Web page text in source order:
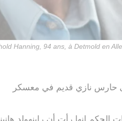
Hanning, 94 ans, à Detmold en
حارس نازي قديم في معسكر